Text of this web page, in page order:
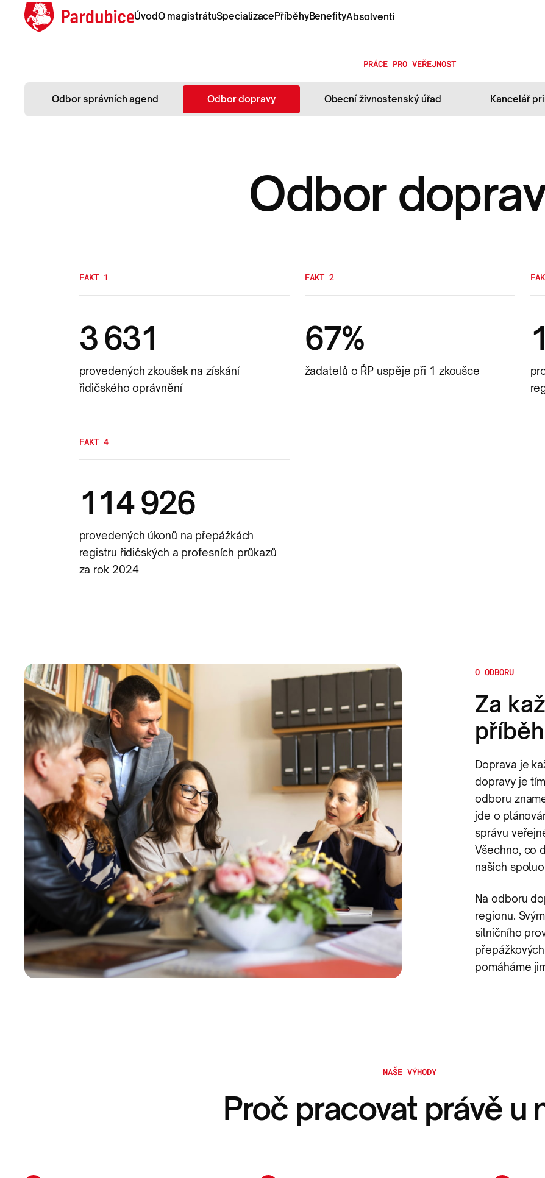
Úvod
ÚvodO magistrátu
O magistrátuSpecializace
SpecializacePříběhy
PříběhyBenefity
BenefityAbsolventi
PRÁCE PRO VEŘEJNOST
Odbor správních agend Odbor dopravy Obecní živnostenský úřad Kancelář
Odbor
FAKT 1
3 631
provedených zkoušek na získání
řidičského oprávnění
FAKT 2
67%
žadatelů o ŘP uspěje při 1 zkoušce
FAKT 4
114 926
provedených úkonů na přepážkách
registru řidičských a profesních průkazů
za rok 2024
O ODBORU
Za
příběh
Doprava je
dopravy je
odboru
jde o
správu
Všechno, co
našich
Na odboru
regionu.
silničního
pomáháme
NAŠE VÝHODY
Proč pracovat právě u